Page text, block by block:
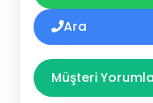
Ara
Müşteri